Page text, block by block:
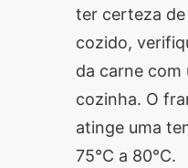
ter certeza
cozido,
da carne
cozinha. O
atinge uma
75°C a 80°C.